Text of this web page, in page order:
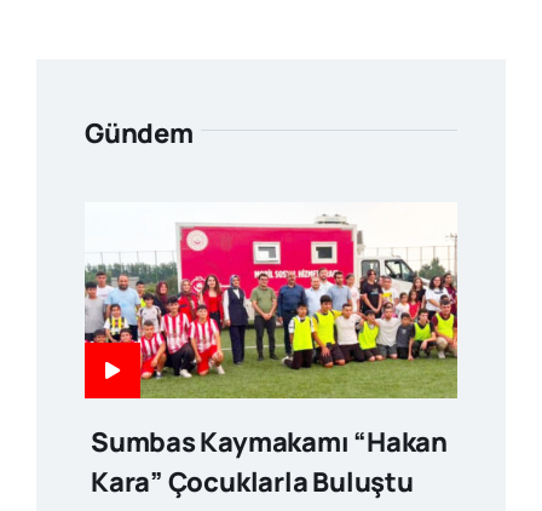
Gündem
Sumbas Kaymakamı “Hakan
Kara” Çocuklarla Buluştu